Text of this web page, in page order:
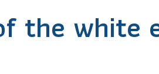
the white